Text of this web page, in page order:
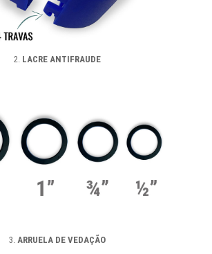
2. LACRE ANTIFRAUDE
3. ARRUELA DE VEDAÇÃO